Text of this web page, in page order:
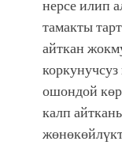
нерсе илип
тамакты
айткан
ошондой
калп